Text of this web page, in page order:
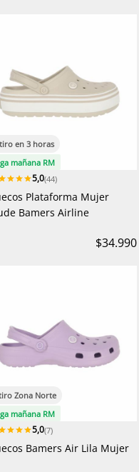
en 3 horas
mañana RM
5,0(44)
Plataforma Mujer
Bamers Airline
$34.990
Zona Norte
mañana RM
5,0(7)
Bamers Air Lila Mujer